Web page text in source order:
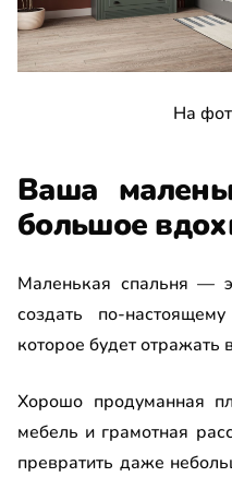
На
Ваша
большое
Маленькая спальня —
создать по-
которое будет отражать
Хорошо продуманная
мебель и грамотная
превратить даже